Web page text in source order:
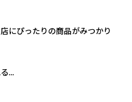
にぴったりの商品がみつかり
...